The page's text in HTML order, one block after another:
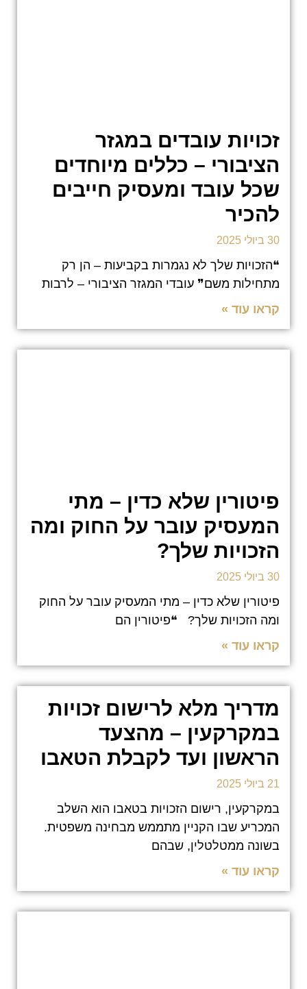
זכויות עובדים במגזר
הציבורי – כללים מיוחדים
שכל עובד ומעסיק חייבים
להכיר
30 ביולי 2025
❝הזכויות שלך לא נגמרות בקביעות – הן רק
מתחילות משם❞ עובדי המגזר הציבורי – לרבות
קראו עוד »
פיטורין שלא כדין – מתי
המעסיק עובר על החוק ומה
הזכויות שלך?
30 ביולי 2025
פיטורין שלא כדין – מתי המעסיק עובר על החוק
ומה הזכויות שלך? ❝פיטורין הם
קראו עוד »
מדריך מלא לרישום זכויות
במקרקעין – מהצעד
הראשון ועד לקבלת הטאבו
21 ביולי 2025
במקרקעין, רישום הזכויות בטאבו הוא השלב
המכריע שבו הקניין מתממש מבחינה משפטית.
בשונה ממטלטלין, שבהם
קראו עוד »